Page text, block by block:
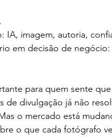
IA, imagem, autoria,
em decisão de
para quem sente
de divulgação já não
o mercado está
o que cada fotógrafo